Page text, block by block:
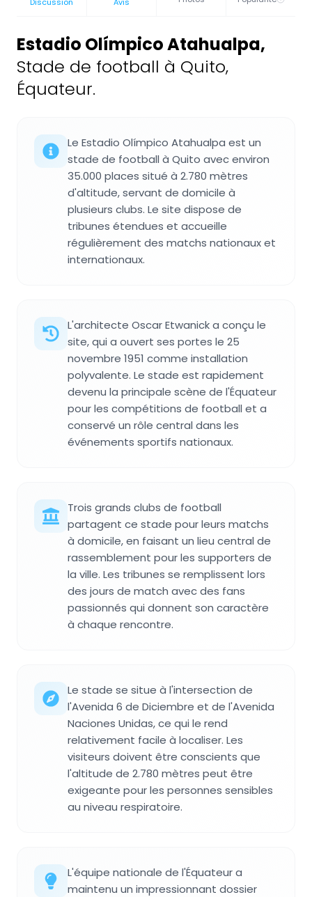
Estadio Olímpico Atahualpa,
Stade de football à Quito,
Équateur.
Le Estadio Olímpico Atahualpa est un
stade de football à Quito avec environ
35.000 places situé à 2.780 mètres
d'altitude, servant de domicile à
plusieurs clubs. Le site dispose de
tribunes étendues et accueille
régulièrement des matchs nationaux et
internationaux.
L'architecte Oscar Etwanick a conçu le
site, qui a ouvert ses portes le 25
novembre 1951 comme installation
polyvalente. Le stade est rapidement
devenu la principale scène de l'Équateur
pour les compétitions de football et a
conservé un rôle central dans les
événements sportifs nationaux.
Trois grands clubs de football
partagent ce stade pour leurs matchs
à domicile, en faisant un lieu central de
rassemblement pour les supporters de
la ville. Les tribunes se remplissent lors
des jours de match avec des fans
passionnés qui donnent son caractère
à chaque rencontre.
Le stade se situe à l'intersection de
l'Avenida 6 de Diciembre et de l'Avenida
Naciones Unidas, ce qui le rend
relativement facile à localiser. Les
visiteurs doivent être conscients que
l'altitude de 2.780 mètres peut être
exigeante pour les personnes sensibles
au niveau respiratoire.
L'équipe nationale de l'Équateur a
maintenu un impressionnant dossier